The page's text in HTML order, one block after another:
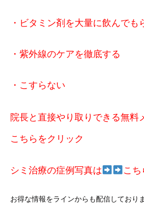
・ビタミン剤を大量に飲んでも
・紫外線のケアを徹底する
・こすらない
院長と直接やり取りできる無料
こちらをクリック
シミ治療の症例写真は こ ち
お得な情報をラインからも配信しておりま